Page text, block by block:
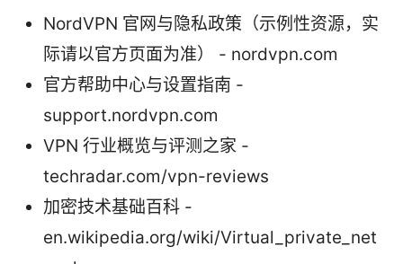
NordVPN 官网与隐私政策（示例性资源，实
际请以官方页面为准） - nordvpn.com
官方帮助中心与设置指南 -
support.nordvpn.com
VPN 行业概览与评测之家 -
techradar.com/vpn-reviews
加密技术基础百科 -
en.wikipedia.org/wiki/Virtual_private_net